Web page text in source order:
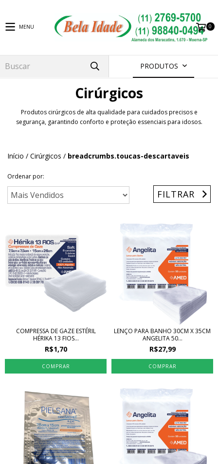
MENU 0
PRODUTOS
Cirúrgicos
Produtos cirúrgicos de alta qualidade para cuidados precisos e
segurança, garantindo conforto e proteção essenciais para idosos.
Início / Cirúrgicos / breadcrumbs.toucas-descartaveis
Ordenar por:
FILTRAR
COMPRESSA DE GAZE ESTÉRIL
HÉRIKA 13 FIOS...
R$1,70
LENÇO PARA BANHO 30CM X 35CM
ANGELITA 50...
R$27,99